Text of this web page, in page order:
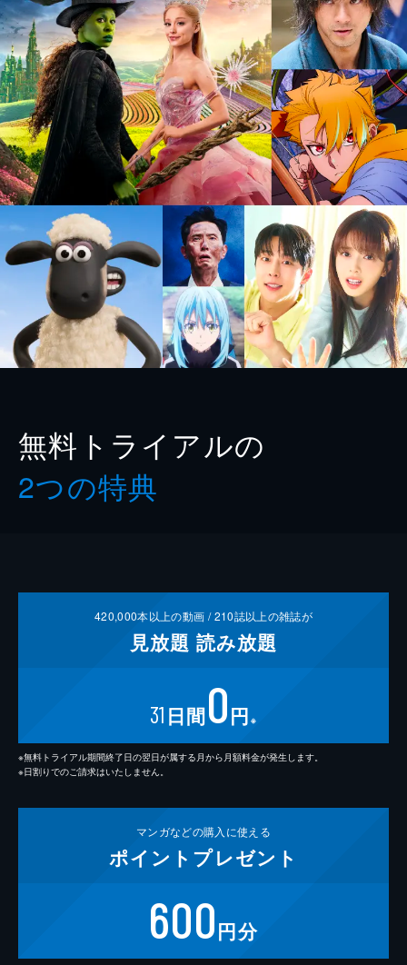
無料トライアルの
2つの特典
420,000本以上の動画 /210誌以上の雑誌が
見放題 読み放題
31 日間0円 ※
※無料トライアル期間終了日の翌日が属する月から月額料金が発生します。
※日割りでのご請求はいたしません。
マンガなどの購入に使える
ポイント プレゼント
600円分